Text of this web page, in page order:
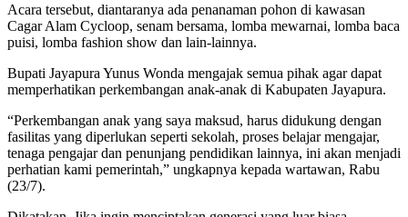
Acara tersebut, diantaranya ada penanaman pohon di kawasan
Cagar Alam Cycloop, senam bersama, lomba mewarnai, lomba baca
puisi, lomba fashion show dan lain-lainnya.
Bupati Jayapura Yunus Wonda mengajak semua pihak agar dapat
memperhatikan perkembangan anak-anak di Kabupaten Jayapura.
“Perkembangan anak yang saya maksud, harus didukung dengan
fasilitas yang diperlukan seperti sekolah, proses belajar mengajar,
tenaga pengajar dan penunjang pendidikan lainnya, ini akan menjadi
perhatian kami pemerintah,” ungkapnya kepada wartawan, Rabu
(23/7).